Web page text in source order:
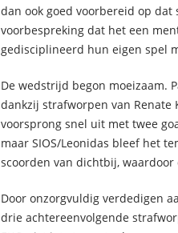
dan ook goed voorbereid op
voorbespreking dat het een
gedisciplineerd hun eigen spel
De wedstrijd begon moeizaam.
dankzij strafworpen van Renate
voorsprong snel uit met twee
maar SIOS/Leonidas bleef het
scoorden van dichtbij,
Door onzorgvuldig verdedigen
drie achtereenvolgende